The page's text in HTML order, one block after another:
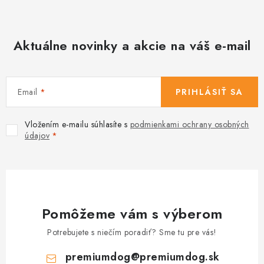
Aktuálne novinky a akcie na váš e-mail
Email
Vložením e-mailu súhlasíte s podmienkami ochrany osobných
údajov
PRIHLÁSIŤ SA
Pomôžeme vám s výberom
Potrebujete s niečím poradiť? Sme tu pre vás!
premiumdog@premiumdog.sk